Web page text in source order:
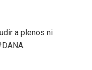
a plenos ni